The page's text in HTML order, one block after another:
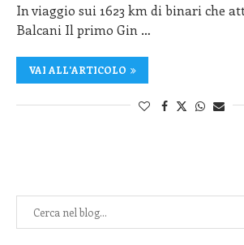
In viaggio sui 1623 km di binari che
Balcani Il primo Gin …
VAI ALL'ARTICOLO